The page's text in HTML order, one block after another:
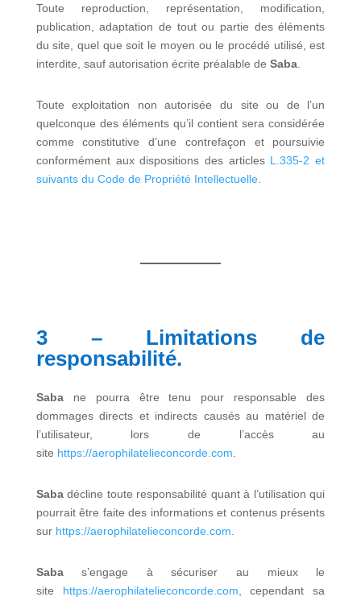
Toute reproduction, représentation, modification,
publication, adaptation de tout ou partie des éléments
du site, quel que soit le moyen ou le procédé utilisé, est
interdite, sauf autorisation écrite préalable de Saba.
Toute exploitation non autorisée du site ou de l’un
quelconque des éléments qu’il contient sera considérée
comme constitutive d’une contrefaçon et poursuivie
conformément aux dispositions des articles L.335-2 et
suivants du Code de Propriété Intellectuelle.
3 – Limitations de
responsabilité.
Sabane pourra être tenu pour responsable des
dommages directs et indirects causés au matériel de
l’utilisateur, lors de l’accès au
site https://aerophilatelieconcorde.com
Sabadécline toute responsabilité quant à l’utilisation qui
pourrait être faite des informations et contenus présents
sur https://aerophilatelieconcorde.com
Sabas’engage à sécuriser au mieux le
site https://aerophilatelieconcorde.com , cependant sa